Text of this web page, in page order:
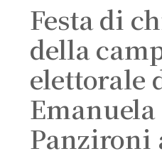
Festa di
della
elettorale
Emanuela
Panzironi